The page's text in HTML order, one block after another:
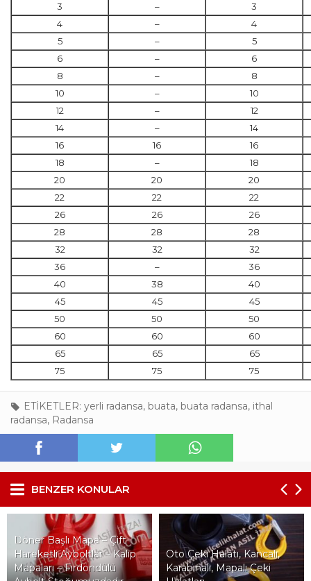
3
–
3
4
–
4
5
–
5
6
–
6
8
–
8
10
–
10
12
–
12
14
–
14
16
16
16
18
–
18
20
20
20
22
22
22
26
26
26
28
28
28
32
32
32
36
–
36
40
38
40
45
45
45
50
50
50
60
60
60
65
65
65
75
75 75
ETİKETLER: yerli radansa, buata, buata radansa, ithal
radansa, Radansa
BENZER KONULAR
– Çift
– Kalıp
Oto Çeki Halatı, Kancalı,
Karabinalı, Mapalı Çeki